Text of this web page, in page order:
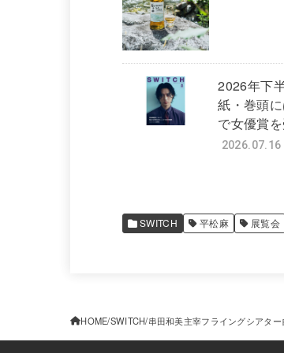
2026年下
紙・巻頭
で女優賞
2026.07.16
SWITCH 平松麻 展覧会
HOME SWITCH 串田和美主宰フライングシアタ